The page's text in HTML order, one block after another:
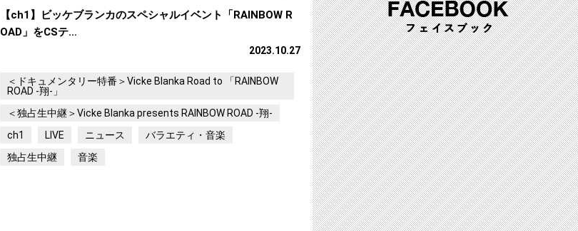
【ch1】ビッケブランカのスペシャルイベント「RAINBOW R
OAD」をCSテ…
2023.10.27
＜ドキュメンタリー特番＞Vicke Blanka Road to 「RAINBOW
ROAD -翔-」
＜独占生中継＞Vicke Blanka presents RAINBOW ROAD -翔-
ch1
LIVE ニュース
バラエティ・音楽
独占生中継
音楽